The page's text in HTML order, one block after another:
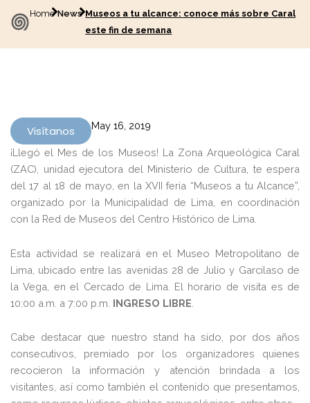
Home News Museos a tu alcance: conoce más sobre Caral
este fin de semana
Visítanos May 16, 2019
¡Llegó el Mes de los Museos! La Zona Arqueológica Caral
(ZAC), unidad ejecutora del Ministerio de Cultura, te espera
del 17 al 18 de mayo, en la XVII feria “Museos a tu Alcance”,
organizado por la Municipalidad de Lima, en coordinación
con la Red de Museos del Centro Histórico de Lima.
Esta actividad se realizará en el Museo Metropolitano de
Lima, ubicado entre las avenidas 28 de Julio y Garcilaso de
la Vega, en el Cercado de Lima. El horario de visita es de
10:00 a.m. a 7:00 p.m. INGRESO LIBRE
Cabe destacar que nuestro stand ha sido, por dos años
consecutivos, premiado por los organizadores quienes
recocieron la información y atención brindada a los
visitantes, así como también el contenido que presentamos,